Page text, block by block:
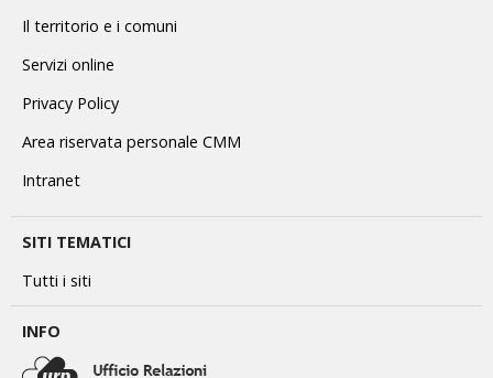
Il territorio e i comuni
Servizi online
Privacy Policy
Area riservata personale CMM
Intranet
SITI TEMATICI
Tutti i siti
INFO